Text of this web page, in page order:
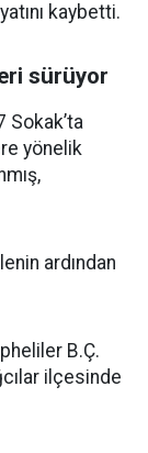
kaybetti.
sürüyor
Sokak’ta
yönelik
ardından
B.Ç.
ilçesinde